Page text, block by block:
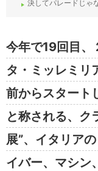
決してパレードじゃ
今年で19回目、
タ・ミッレミリ
前からスタート
と称される、ク
展”、イタリア
イバー、マシン